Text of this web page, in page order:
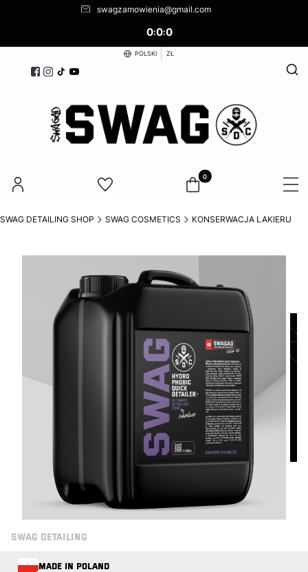
swagzamowienia@gmail.com
0:0:0
POLSKI ZŁ
Produkty w koszyku: 0.
SWAG DETAILING SHOP SWAG COSMETICS KONSERWACJA LAKIERU
SWAG DETAILING
MADE IN POLAND